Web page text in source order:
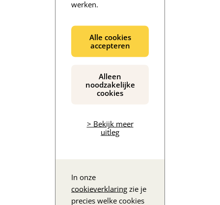
werken.
Alle cookies
accepteren
Alleen
noodzakelijke
cookies
> Bekijk meer
uitleg
In onze
cookieverklaring zie je
precies welke cookies
De inhoud wordt geladen...